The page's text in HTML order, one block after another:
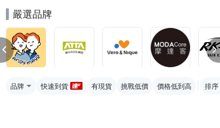
嚴選品牌
品牌 快速到貨 有現貨 挑戰低價 價格低到高 排序